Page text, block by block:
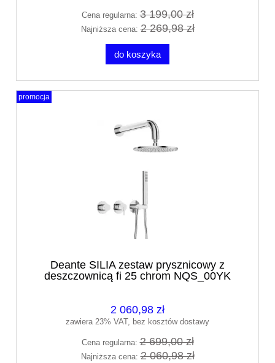
Cena regularna:3 199,00 zł
Najniższa cena:2 269,98 zł
do koszyka
Deante SILIA zestaw prysznicowy z
deszczownicą fi 25 chrom NQS_00YK
2 060,98 zł
zawiera 23% VAT, bez kosztów dostawy
Cena regularna:2 699,00 zł
Najniższa cena:2 060,98 zł
promocja